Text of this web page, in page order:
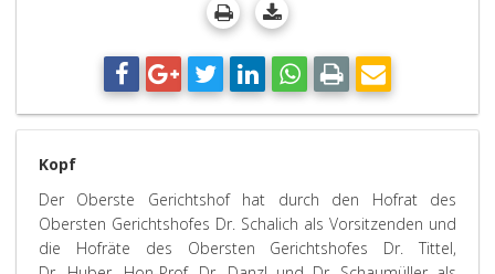
Kopf
Der Oberste Gerichtshof hat durch den Hofrat des
Obersten Gerichtshofes Dr. Schalich als Vorsitzenden und
die Hofräte des Obersten Gerichtshofes Dr. Tittel,